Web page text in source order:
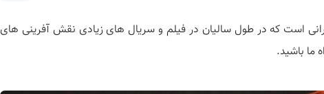
است که در طول سالیان در فیلم و سریال های زیادی نقش آفرینی های
ما باشید.